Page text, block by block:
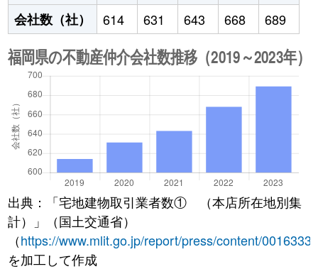
会社数（社）
614 631 643 668 689
出典：「宅地建物取引業者数① （本店所在地別集
計）」（国土交通省）
（https://www.mlit.go.jp/report/press/content/
を加工して作成